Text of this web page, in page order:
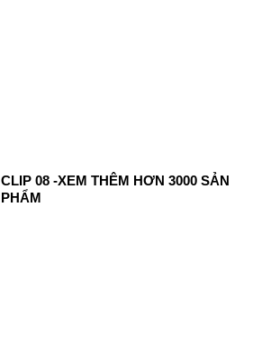
CLIP 08 -XEM THÊM HƠN 3000 SẢN
PHẨM